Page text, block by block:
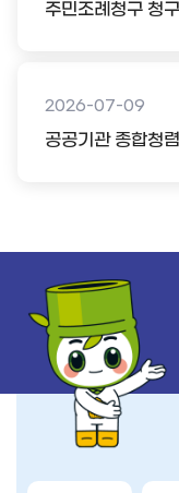
주민조례청구 청
2026-07-09
공공기관 종합청